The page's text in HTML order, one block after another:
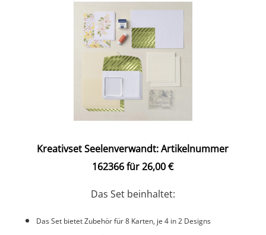
Kreativset Seelenverwandt: Artikelnummer
162366 für 26,00 €
Das Set beinhaltet:
Das Set bietet Zubehör für 8 Karten, je 4 in 2 Designs